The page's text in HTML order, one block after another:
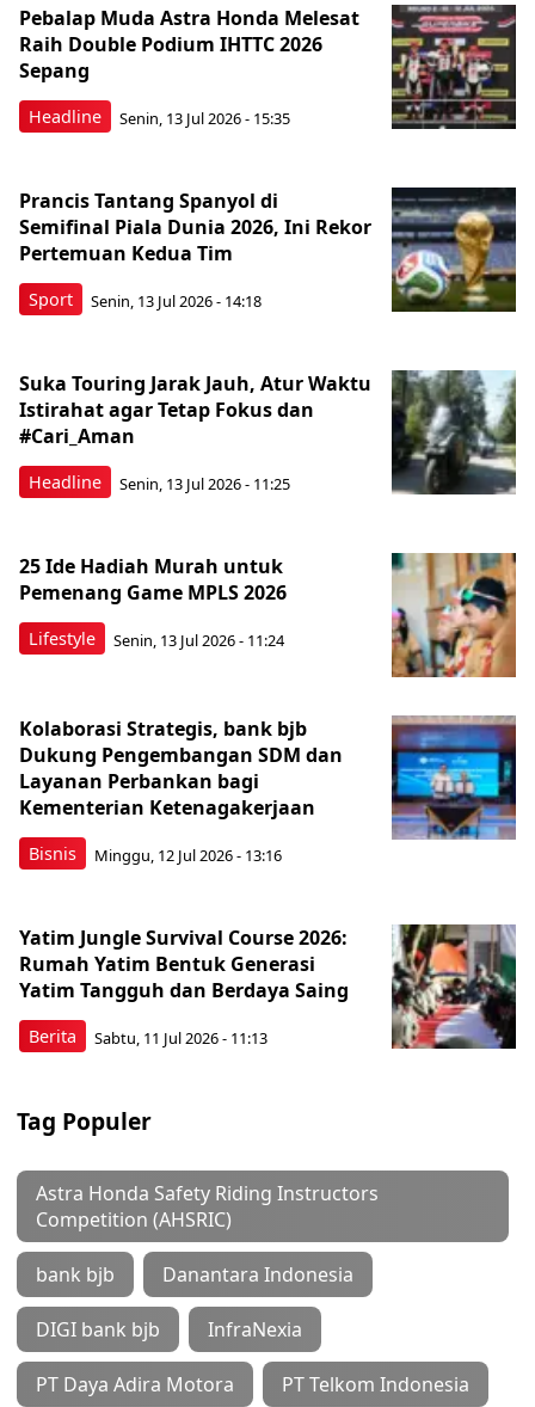
Headline
Pebalap Muda Astra Honda Melesat
Raih Double Podium IHTTC 2026
Sepang
Senin, 13 Jul 2026 - 15:35
Sport
Prancis Tantang Spanyol di
Semifinal Piala Dunia 2026, Ini Rekor
Pertemuan Kedua Tim
Senin, 13 Jul 2026 - 14:18
Headline
Suka Touring Jarak Jauh, Atur Waktu
Istirahat agar Tetap Fokus dan
#Cari_Aman
Senin, 13 Jul 2026 - 11:25
Lifestyle
25 Ide Hadiah Murah untuk
Pemenang Game MPLS 2026
Senin, 13 Jul 2026 - 11:24
Bisnis
Kolaborasi Strategis, bank bjb
Dukung Pengembangan SDM dan
Layanan Perbankan bagi
Kementerian Ketenagakerjaan
Minggu, 12 Jul 2026 - 13:16
Berita
Yatim Jungle Survival Course 2026:
Rumah Yatim Bentuk Generasi
Yatim Tangguh dan Berdaya Saing
Sabtu, 11 Jul 2026 - 11:13
Tag Populer
Astra Honda Safety Riding Instructors
Competition (AHSRIC)
bank bjb Danantara Indonesia
DIGI bank bjb InfraNexia
PT Daya Adira Motora PT Telkom Indonesia